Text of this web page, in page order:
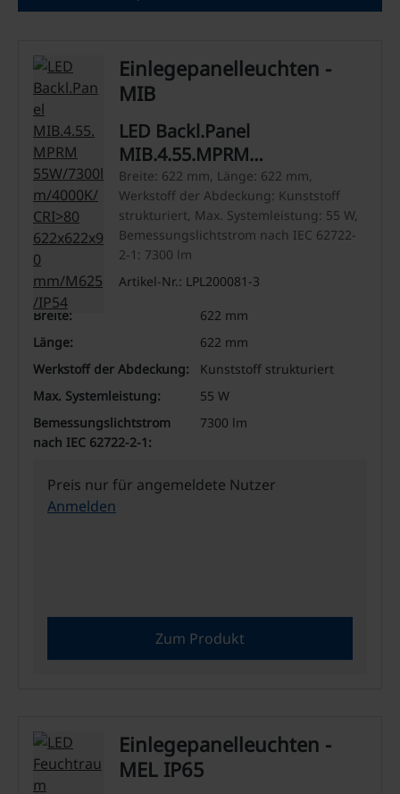
Einlegepanelleuchten -
MIB
LED Backl.Panel
MIB.4.55.MPRM
55W/7300lm/4000K/CRI>80
622x622x90 mm/M625/IP54
Breite: 622 mm, Länge: 622 mm,
Werkstoff der Abdeckung: Kunststoff
strukturiert, Max. Systemleistung: 55 W,
Bemessungslichtstrom nach IEC 62722-
2-1: 7300 lm
Artikel-Nr.: LPL200081-3
Breite:
622 mm
Länge:
622 mm
Werkstoff der Abdeckung:
Kunststoff strukturiert
Max. Systemleistung:
55 W
Bemessungslichtstrom
nach IEC 62722-2-1:
7300 lm
Preis nur für angemeldete Nutzer
Anmelden
Zum Produkt
Einlegepanelleuchten -
MEL IP65